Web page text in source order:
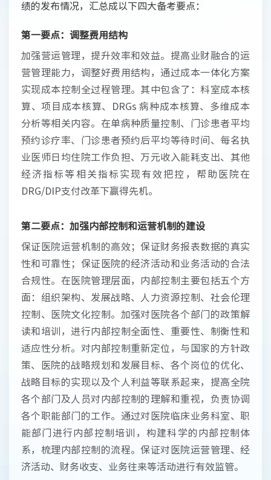
绩的发布情况，汇总成以下四大备考要点：
第一要点：调整费用结构
加强营运管理，提升效率和效益。提高业财融合的运
营管理能力，调整好费用结构，通过成本一体化方案
实现成本控制全过程管理。其中包含了：科室成本核
算、项目成本核算、DRGs 病种成本核算、多维成本
分析等相关内容。在单病种质量控制、门诊患者平均
预约诊疗率、门诊患者预约后平均等待时间、每名执
业医师日均住院工作负担、万元收入能耗支出、其他
经济指标等相关指标实现有效把控，帮助医院在
DRG/DIP支付改革下赢得先机。
第二要点：加强内部控制和运营机制的建设
保证医院运营机制的高效；保证财务报表数据的真实
性和可靠性；保证医院的经济活动和业务活动的合法
合规性。在医院管理层面，内部控制主要包括五个方
面：组织架构、发展战略、人力资源控制、社会伦理
控制、医院文化控制。加强对医院各个部门的政策解
读和培训，进行内部控制全面性、重要性、制衡性和
适应性分析。对内部控制重新定位，与国家的方针政
策、医院的战略规划和发展目标、各个岗位的优化、
战略目标的实现以及个人利益等联系起来，提高全院
各个部门及人员对内部控制的理解和重视，负责协调
各个职能部门的工作。通过对医院临床业务科室、职
能部门进行内部控制培训，构建科学的内部控制体
系，梳理内部控制的流程。保证对医院运营管理、经
济活动、财务收支、业务往来等活动进行有效监管。